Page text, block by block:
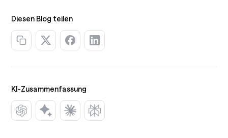
Diesen Blog teilen
KI-Zusammenfassung